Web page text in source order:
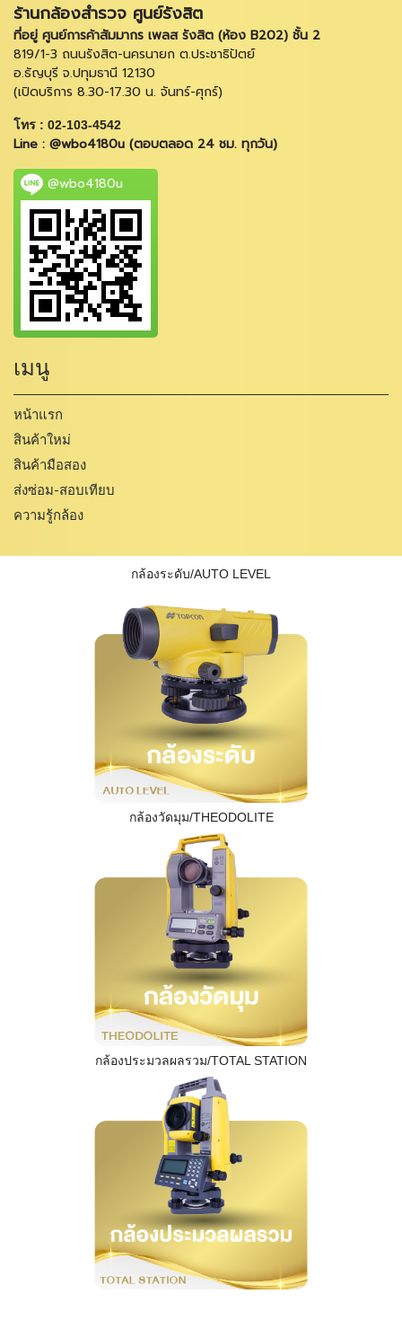
ร้านกล้องสำรวจ ศูนย์รังสิต
ที่อยู่ ศูนย์การค้าสัมมากร เพลส รังสิต (ห้อง B202) ชั้น 2
819/1-3 ถนนรังสิต-นครนายก ต.ประชาธิปัตย์
อ.ธัญบุรี จ.ปทุมธานี 12130
(เปิดบริการ 8.30-17.30 น. จันทร์-ศุกร์)
โทร : 02-103-4542
Line : @wbo4180u (ตอบตลอด 24 ชม. ทุกวัน)
@wbo4180u
เมนู
หน้าแรก
สินค้าใหม่
สินค้ามือสอง
ส่งซ่อม-สอบเทียบ
ความรู้กล้อง
กล้องระดับ/AUTO LEVEL
กล้องวัดมุม/THEODOLITE
กล้องประมวลผลรวม/TOTAL STATION